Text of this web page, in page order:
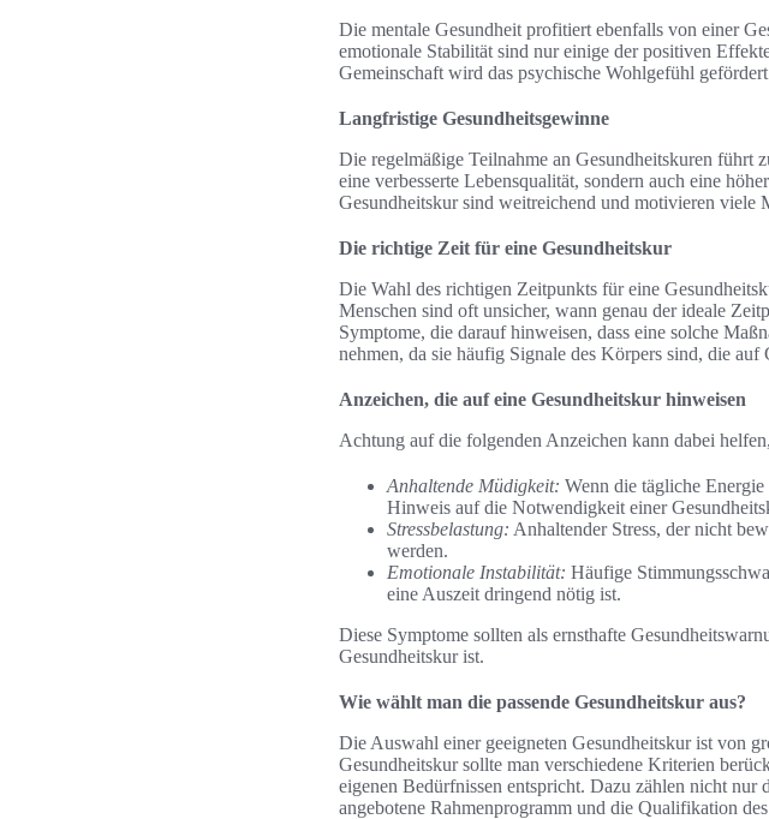
Die mentale Gesundheit profitiert ebenfalls von einer
emotionale Stabilität sind nur einige der positiven
Gemeinschaft wird das psychische Wohlgefühl
Langfristige Gesundheitsgewinne
Die regelmäßige Teilnahme an Gesundheitskuren führt
eine verbesserte Lebensqualität, sondern auch eine
Gesundheitskur sind weitreichend und motivieren viele
Die richtige Zeit für eine Gesundheitskur
Die Wahl des richtigen Zeitpunkts für eine
Menschen sind oft unsicher, wann genau der ideale
Symptome, die darauf hinweisen, dass eine solche
nehmen, da sie häufig Signale des Körpers sind, die
Anzeichen, die auf eine Gesundheitskur hinweisen
Achtung auf die folgenden Anzeichen kann dabei
Anhaltende Müdigkeit: Wenn die tägliche
Hinweis auf die Notwendigkeit einer
Stressbelastung: Anhaltender Stress, der nicht
werden.
Emotionale Instabilität: Häufige
eine Auszeit dringend nötig ist.
Diese Symptome sollten als ernsthafte
Gesundheitskur ist.
Wie wählt man die passende Gesundheitskur aus?
Die Auswahl einer geeigneten Gesundheitskur ist von
Gesundheitskur sollte man verschiedene Kriterien
eigenen Bedürfnissen entspricht. Dazu zählen nicht
angebotene Rahmenprogramm und die Qualifikation des